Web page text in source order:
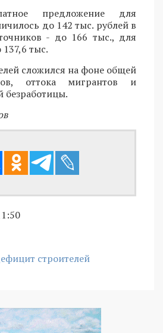
предложение для
до 142 тыс. рублей в
- до 166 тыс., для
тыс.
сложился на фоне общей
оттока мигрантов и
безработицы.
строителей